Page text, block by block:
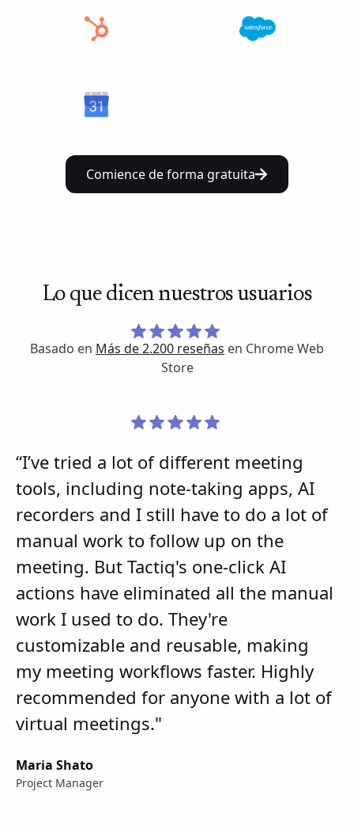
Comience de forma gratuita
Lo que dicen nuestros usuarios
Basado en Más de 2.200 reseñas en Chrome Web
Store
“I’ve tried a lot of different meeting
tools, including note-taking apps, AI
recorders and I still have to do a lot of
manual work to follow up on the
meeting. But Tactiq's one-click AI
actions have eliminated all the manual
work I used to do. They're
customizable and reusable, making
my meeting workflows faster. Highly
recommended for anyone with a lot of
virtual meetings."
Maria Shato
Project Manager